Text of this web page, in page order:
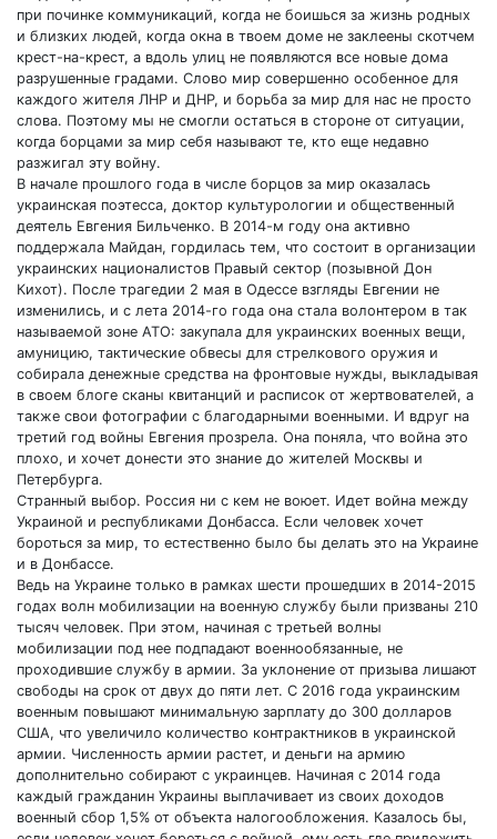
при починке коммуникаций, когда не боишься за жизнь родных
и близких людей, когда окна в твоем доме не заклеены скотчем
крест-на-крест, а вдоль улиц не появляются все новые дома
разрушенные градами. Слово мир совершенно особенное для
каждого жителя ЛНР и ДНР, и борьба за мир для нас не просто
слова. Поэтому мы не смогли остаться в стороне от ситуации,
когда борцами за мир себя называют те, кто еще недавно
разжигал эту войну.
В начале прошлого года в числе борцов за мир оказалась
украинская поэтесса, доктор культурологии и общественный
деятель Евгения Бильченко. В 2014-м году она активно
поддержала Майдан, гордилась тем, что состоит в организации
украинских националистов Правый сектор (позывной Дон
Кихот). После трагедии 2 мая в Одессе взгляды Евгении не
изменились, и с лета 2014-го года она стала волонтером в так
называемой зоне АТО: закупала для украинских военных вещи,
амуницию, тактические обвесы для стрелкового оружия и
собирала денежные средства на фронтовые нужды, выкладывая
в своем блоге сканы квитанций и расписок от жертвователей, а
также свои фотографии с благодарными военными. И вдруг на
третий год войны Евгения прозрела. Она поняла, что война это
плохо, и хочет донести это знание до жителей Москвы и
Петербурга.
Странный выбор. Россия ни с кем не воюет. Идет война между
Украиной и республиками Донбасса. Если человек хочет
бороться за мир, то естественно было бы делать это на Украине
и в Донбассе.
Ведь на Украине только в рамках шести прошедших в 2014-2015
годах волн мобилизации на военную службу были призваны 210
тысяч человек. При этом, начиная с третьей волны
мобилизации под нее подпадают военнообязанные, не
проходившие службу в армии. За уклонение от призыва лишают
свободы на срок от двух до пяти лет. С 2016 года украинским
военным повышают минимальную зарплату до 300 долларов
США, что увеличило количество контрактников в украинской
армии. Численность армии растет, и деньги на армию
дополнительно собирают с украинцев. Начиная с 2014 года
каждый гражданин Украины выплачивает из своих доходов
военный сбор 1,5% от объекта налогообложения. Казалось бы,